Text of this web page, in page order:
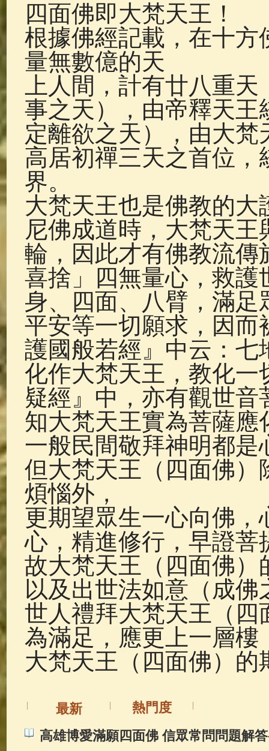
佛典故事(37) 佛說療痔(腫瘤)
四面佛即大梵天王！
根據佛經記載，在十
量無數億的天
上人間，計有廿八重
事之天），由帝釋天
定離欲之天），由大
高居初禪三天之首位
界。
大梵天王也是佛教的
尼佛成道時，大梵天
輪，因此才有佛教流
喜捨」四無量心，救
身、四面、八臂，滿
平安等一切願求，因
護國般若經』中云：
化作大梵天王，教化
疑經』中，亦有觀世
知大梵天王實為菩薩應
一般民間敬拜神明都
但大梵天王（四面佛
煩惱外，
更期望眾生一心向佛
心，精進修行，早證菩
故大梵天王（四面佛
以及出世法如意（成
世人禮拜大梵天王（
為滿足，應更上一層
大梵天王（四面佛）的
最新
熱門度
高雄博愛滿願四面佛 信眾常問問題解答